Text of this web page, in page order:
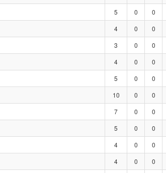
5 0 0
4 0 0
3 0 0
4 0 0
5 0 0
10 0 0
7 0 0
5 0 0
4 0 0
4 0 0